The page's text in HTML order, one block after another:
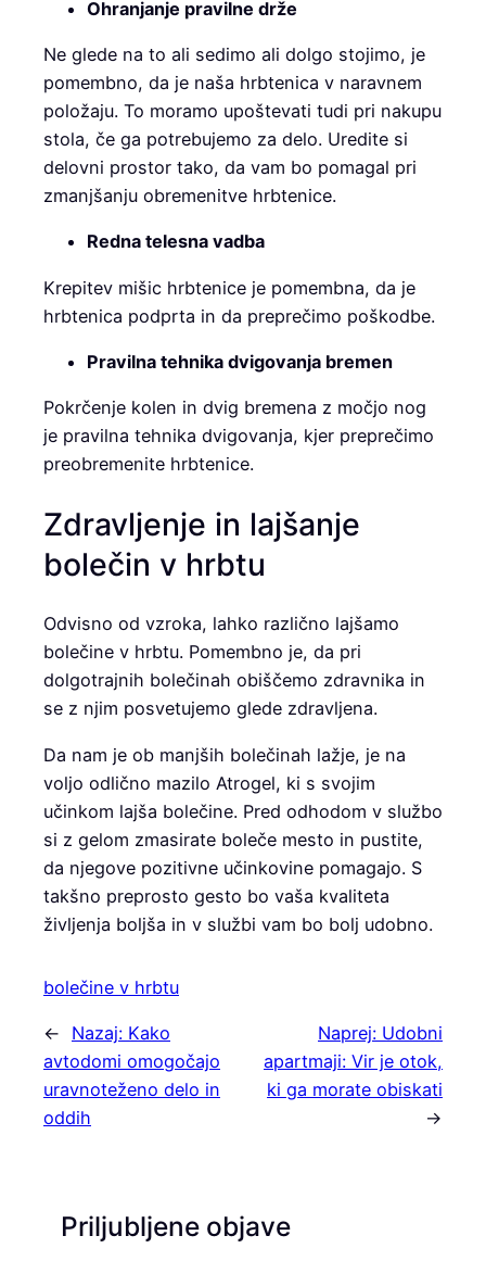
Ohranjanje pravilne drže
Ne glede na to ali sedimo ali dolgo stojimo, je
pomembno, da je naša hrbtenica v naravnem
položaju. To moramo upoštevati tudi pri nakupu
stola, če ga potrebujemo za delo. Uredite si
delovni prostor tako, da vam bo pomagal pri
zmanjšanju obremenitve hrbtenice.
Redna telesna vadba
Krepitev mišic hrbtenice je pomembna, da je
hrbtenica podprta in da preprečimo poškodbe.
Pravilna tehnika dvigovanja bremen
Pokrčenje kolen in dvig bremena z močjo nog
je pravilna tehnika dvigovanja, kjer preprečimo
preobremenite hrbtenice.
Zdravljenje in lajšanje
bolečin v hrbtu
Odvisno od vzroka, lahko različno lajšamo
bolečine v hrbtu. Pomembno je, da pri
dolgotrajnih bolečinah obiščemo zdravnika in
se z njim posvetujemo glede zdravljena.
Da nam je ob manjših bolečinah lažje, je na
voljo odlično mazilo Atrogel, ki s svojim
učinkom lajša bolečine. Pred odhodom v službo
si z gelom zmasirate boleče mesto in pustite,
da njegove pozitivne učinkovine pomagajo. S
takšno preprosto gesto bo vaša kvaliteta
življenja boljša in v službi vam bo bolj udobno.
bolečine v hrbtu
← Nazaj: Kako
avtodomi omogočajo
uravnoteženo delo in
oddih
Naprej: Udobni
apartmaji: Vir je otok,
ki ga morate obiskati
→
Priljubljene objave